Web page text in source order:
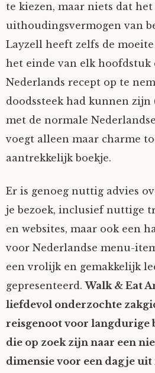
te kiezen, maar niets dat het
uithoudingsvermogen van
Layzell heeft zelfs de
het einde van elk
Nederlands recept op te
doodssteek had kunnen zijn
met de normale
voegt alleen maar charme
aantrekkelijk boekje.
Er is genoeg nuttig advies
je bezoek, inclusief nuttige
en websites, maar ook een
voor Nederlandse menu-
een vrolijk en gemakkelijk
gepresenteerd.Walk & Eat
liefdevol onderzochte
reisgenoot voor langdurige
die op zoek zijn naar een
dimensie voor een dagje uit